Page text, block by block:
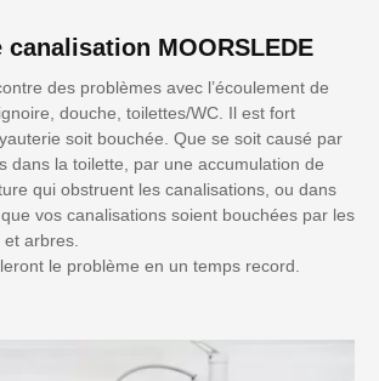
canalisation MOORSLEDE
des problèmes avec l’écoulement de
douche, toilettes/WC. Il est fort
soit bouchée. Que se soit causé par
dans la toilette, par une accumulation de
qui obstruent les canalisations, ou dans
vos canalisations soient bouchées par les
arbres.
le problème en un temps record.